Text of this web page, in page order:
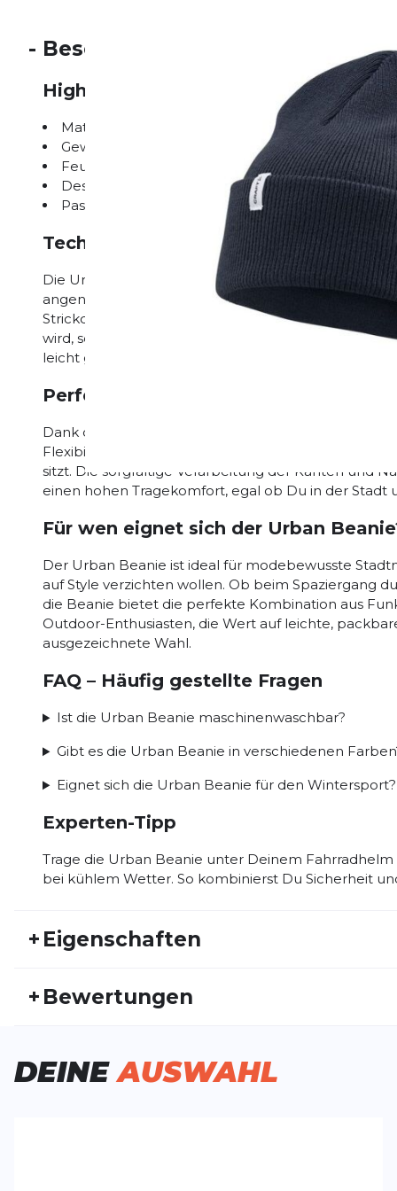
- Beschreibung
Highlights auf einen Blick
Material: Hochwertige Strickware für optimalen
Gewicht: 60 g
Feuchtigkeitstransport: Exzellente
Design: Stilvolle urbane Optik
Passform: Anpassungsfähig durch elastisches
Technische Materialien für
Die Urban Beanie von Craft überzeugt mit ihrer
angenehm weich ist, sondern auch eine
Strickqualität stellt sicher, dass überschüssige
wird, sodass Dein Kopf trocken und warm bleibt.
leicht genug, um überallhin mitgenommen zu
Perfekte Passform für jeden Kopf
Dank des elastischen Materials passt sich die
Flexibilität sorgt dafür, dass die Mütze auch bei
sitzt. Die sorgfältige Verarbeitung der Kanten und
einen hohen Tragekomfort, egal ob Du in der
Für wen eignet sich der Urban
Der Urban Beanie ist ideal für modebewusste
auf Style verzichten wollen. Ob beim Spaziergang
die Beanie bietet die perfekte Kombination aus
Outdoor-Enthusiasten, die Wert auf leichte,
ausgezeichnete Wahl.
FAQ – Häufig gestellte Fragen
Ist die Urban Beanie maschinenwaschbar?
Gibt es die Urban Beanie in verschiedenen
Eignet sich die Urban Beanie für den Wintersport?
Experten-Tipp
Trage die Urban Beanie unter Deinem
bei kühlem Wetter. So kombinierst Du Sicherheit
+ Eigenschaften
Geschlecht:
+ Bewertungen
DEINEAUSWAHL